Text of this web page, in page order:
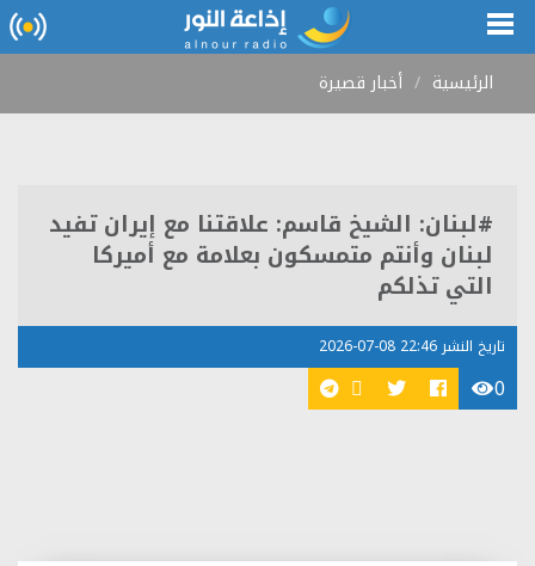
الرئيسية أخبار قصيرة
#لبنان: الشيخ قاسم: علاقتنا مع إيران تفيد
لبنان وأنتم متمسكون بعلامة مع أميركا
التي تذلكم
تاريخ النشر 22:46 08-07-2026
0